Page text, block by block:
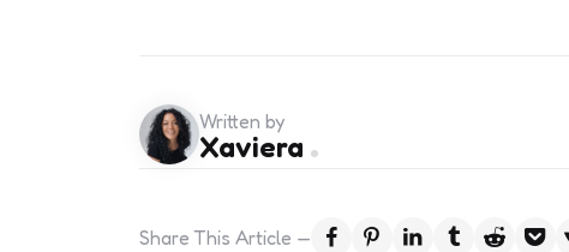
Written by
Xaviera
Share This Article